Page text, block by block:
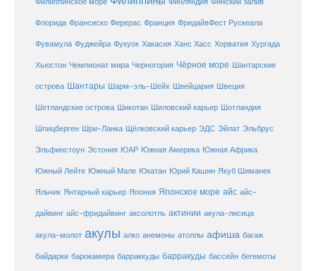
Флорида Франсиско Ферерас Франция ФридайвФест Рускеала
Фувамула Фуджейра Фукуок Хакасия Ханс Хасс Хорватия Хургада
Хьюстон Чемпионат мира Черногория Чёрное море Шантарские
острова Шантары Шарм-эль-Шейх Швейцария Швеция
Шетландские острова Шикотан Шиловский карьер Шотландия
Шпицберген Шри-Ланка Щёлковский карьер ЭДС Эйлат Эльбрус
Эльфинстоун Эстония ЮАР Южная Америка Южная Африка
Южный Лейте Южный Мале Юкатан Юрий Кашин Якуб Шиманек
Яльчик Янтарный карьер Япония Японское море айс айс-
дайвинг айс-фридайвинг аксолотль актинии акула-лисица
акула-молот акулы алко анемоны атоллы афиша багаж
байдарки барокамера барраккуды барракуды бассейн бегемоты